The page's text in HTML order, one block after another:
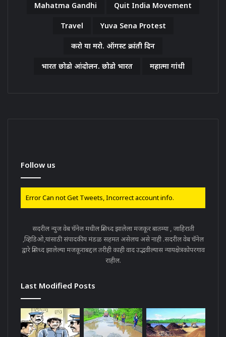
Mahatma Gandhi Quit India Movement
Travel Yuva Sena Protest
करो या मरो. ऑगस्ट क्रांती दिन
भारत छोडो आंदोलन. छोडो भारत महात्मा गांधी
Follow us
Error Can not Get Tweets, Incorrect account info.
सदरील न्युज वेब चॅनेल मधील प्रसिध्द झालेला मजकूर बातम्या , जाहिराती
,व्हिडिओ,यांसाठी संपादकीय मंडळ सहमत असेलच असे नाही .सदरील वेब चॅनेल
द्वारे प्रसिध्द झालेल्या मजकूराबद्दल तरीही काही वाद उद्भवील्यास न्यायक्षेत्रकोपरगाव
राहील.
Last Modified Posts